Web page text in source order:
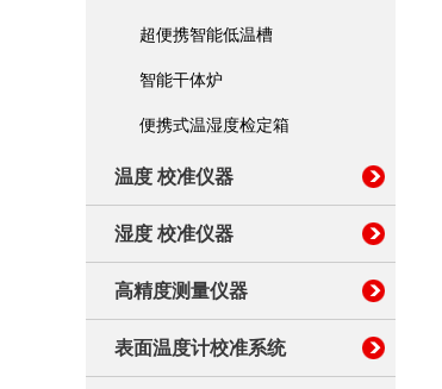
湿度 校准仪器
表面温度计校准系统
温湿度巡检系统
超便携智能低温槽
智能干体炉
便携式温湿度检定箱
温度 校准仪器
湿度 校准仪器
高精度测量仪器
表面温度计校准系统